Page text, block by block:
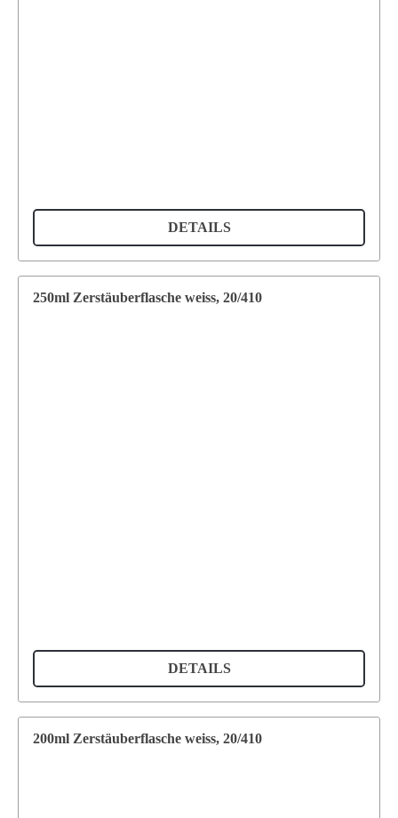
DETAILS
250ml Zerstäuberflasche weiss, 20/410
DETAILS
200ml Zerstäuberflasche weiss, 20/410